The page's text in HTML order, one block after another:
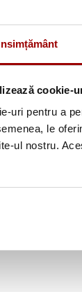
cookie-
uri pentru a
le
ul nostru.